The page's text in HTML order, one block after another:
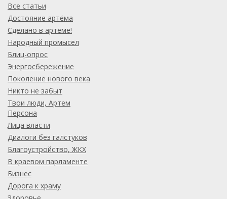
Все статьи
Достояние артёма
Сделано в артёме!
Народный промысел
Блиц-опрос
Энергосбережение
Поколение нового века
Никто не забыт
Твои люди, Артем
Персона
Лица власти
Диалоги без галстуков
Благоустройство, ЖКХ
В краевом парламенте
Бизнес
Дорога к храму